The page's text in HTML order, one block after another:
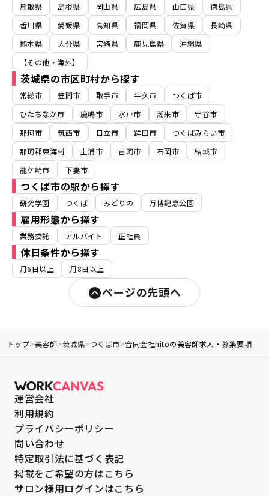
鳥取県
島根県 岡山県 広島県 山口県
徳島県
香川県
愛媛県 高知県 福岡県 佐賀県
長崎県
熊本県
大分県 宮崎県 鹿児島県
沖縄県
【その他・海外】
茨城県の市区町村から探す
常総市 笠間市 取手市 牛久市
つくば市
ひたちなか市
鹿嶋市 水戸市 潮来市
守谷市
那珂市
筑西市 日立市 鉾田市
つくばみらい市
那珂郡東海村
土浦市 古河市 石岡市
結城市
龍ケ崎市
下妻市
つくば市の駅から探す
研究学園 つくば みどりの 万博記念公園
雇用形態から探す
業務委託 アルバイト 正社員
休日条件から探す
月6日以上 月8日以上
ページの先頭へ
トップ>美容師>茨城県>つくば市>合同会社hitoの美容師求人・募集要項
運営会社
利用規約
プライバシーポリシー
問い合わせ
特定取引法に基づく表記
掲載をご希望の方はこちら
サロン様用ログインはこちら